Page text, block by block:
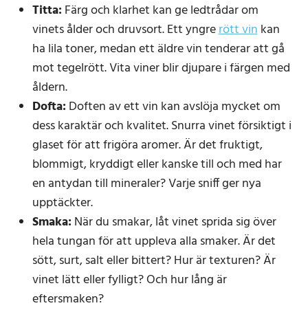
Titta:Färg och klarhet kan ge ledtrådar om
vinets ålder och druvsort. Ett yngrerött vinkan
ha lila toner, medan ett äldre vin tenderar att gå
mot tegelrött. Vita viner blir djupare i färgen med
åldern.
Dofta:Doften av ett vin kan avslöja mycket om
dess karaktär och kvalitet. Snurra vinet försiktigt i
glaset för att frigöra aromer. Är det fruktigt,
blommigt, kryddigt eller kanske till och med har
en antydan till mineraler? Varje sniff ger nya
upptäckter.
Smaka:När du smakar, låt vinet sprida sig över
hela tungan för att uppleva alla smaker. Är det
sött, surt, salt eller bittert? Hur är texturen? Är
vinet lätt eller fylligt? Och hur lång är
eftersmaken?